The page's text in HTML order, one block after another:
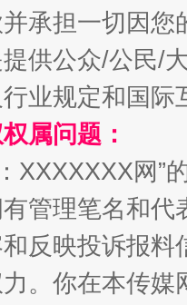
承担一切因
供公众/公民/
业规定和国
属问题：
XXXXXXX网”
管理笔名和
反映投诉报
。你在本传